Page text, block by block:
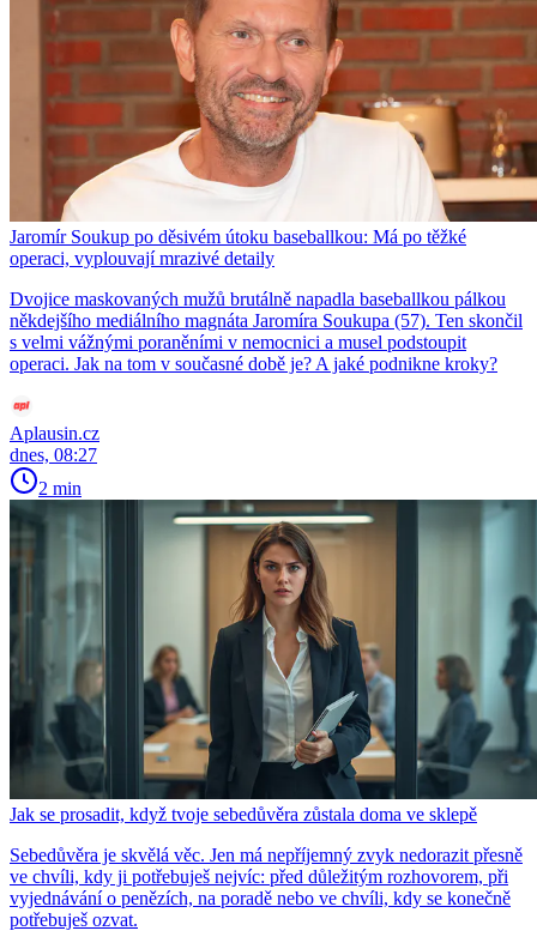
Jaromír Soukup po děsivém útoku baseballkou: Má po těžké
operaci, vyplouvají mrazivé detaily
Dvojice maskovaných mužů brutálně napadla baseballkou pálkou
někdejšího mediálního magnáta Jaromíra Soukupa (57). Ten skončil
s velmi vážnými poraněními v nemocnici a musel podstoupit
operaci. Jak na tom v současné době je? A jaké podnikne kroky?
Aplausin.cz
dnes, 08:27
2 min
Jak se prosadit, když tvoje sebedůvěra zůstala doma ve sklepě
Sebedůvěra je skvělá věc. Jen má nepříjemný zvyk nedorazit přesně
ve chvíli, kdy ji potřebuješ nejvíc: před důležitým rozhovorem, při
vyjednávání o penězích, na poradě nebo ve chvíli, kdy se konečně
potřebuješ ozvat.